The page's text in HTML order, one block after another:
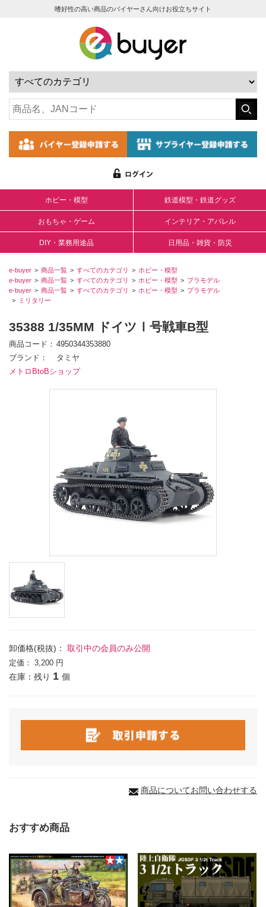
嗜好性の高い商品のバイヤーさん向けお役立ちサイト
ホビー・模型 鉄道模型・鉄道グッズ
おもちゃ・ゲーム インテリア・アパレル
DIY・業務用途品 日用品・雑貨・防災
e-buyer 商品一覧 すべてのカテゴリ
ホビー・模型
e-buyer
商品一覧 すべてのカテゴリ ホビー・模型
プラモデル
e-buyer
商品一覧 すべてのカテゴリ ホビー・模型
プラモデル
ミリタリー
35388 1/35MM ドイツⅠ号戦車B型
商品コード
4950344353880
ブランド
タミヤ
メトロBtoBショップ
卸価格(税抜)： 取引中の会員のみ公開
定価： 3,200 円
在庫：残り 1 個
商品についてお問い合わせする
おすすめ商品